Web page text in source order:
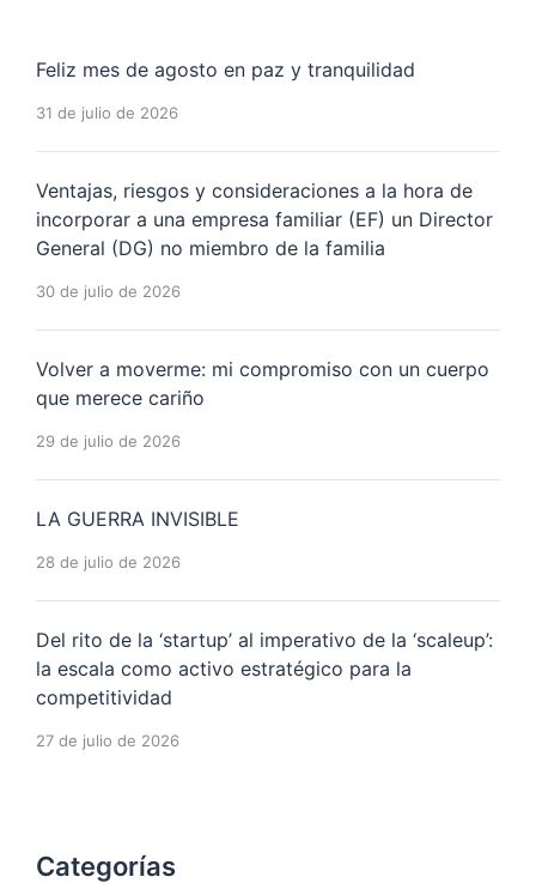
Feliz mes de agosto en paz y tranquilidad
31 de julio de 2026
Ventajas, riesgos y consideraciones a la hora de
incorporar a una empresa familiar (EF) un Director
General (DG) no miembro de la familia
30 de julio de 2026
Volver a moverme: mi compromiso con un cuerpo
que merece cariño
29 de julio de 2026
LA GUERRA INVISIBLE
28 de julio de 2026
Del rito de la ‘startup’ al imperativo de la ‘scaleup’:
la escala como activo estratégico para la
competitividad
27 de julio de 2026
Categorías